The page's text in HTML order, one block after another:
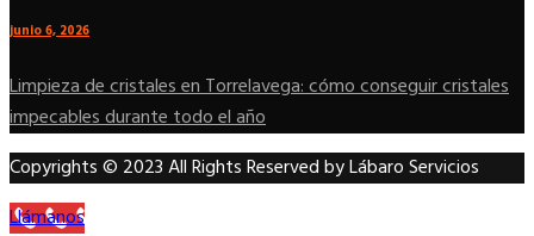
junio 6, 2026
Limpieza de cristales en Torrelavega: cómo conseguir cristales
impecables durante todo el año
Copyrights © 2023 All Rights Reserved by Lábaro Servicios
Llámanos